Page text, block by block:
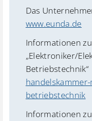
Das
www.eunda.de
Informationen
„Elektroniker/
Betriebstechnik“
betriebstechnik
Informationen